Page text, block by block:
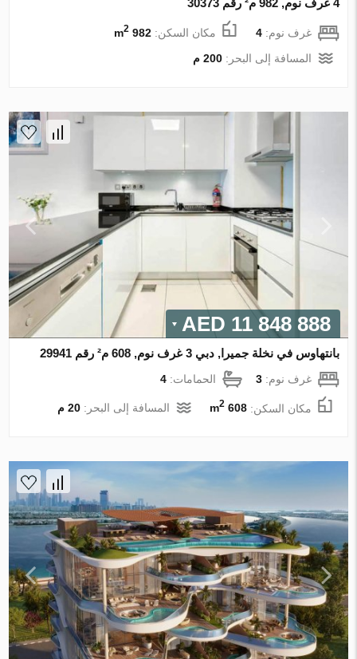
4 غرف نوم, 982 م² رقم 30373
غرف نوم:4 مكان السكن:982 m
2
المسافة إلى البحر:200 م
11 848 888 AED
بانتهاوس في نخلة جميرا, دبي 3 غرف نوم, 608 م² رقم 29941
غرف نوم:3 الحمامات:4
مكان السكن:608 m
2 المسافة إلى البحر:20 م